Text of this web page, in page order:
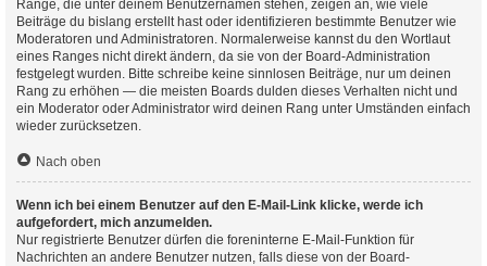
Ränge, die unter deinem Benutzernamen stehen, zeigen an, wie viele
Beiträge du bislang erstellt hast oder identifizieren bestimmte Benutzer wie
Moderatoren und Administratoren. Normalerweise kannst du den Wortlaut
eines Ranges nicht direkt ändern, da sie von der Board-Administration
festgelegt wurden. Bitte schreibe keine sinnlosen Beiträge, nur um deinen
Rang zu erhöhen — die meisten Boards dulden dieses Verhalten nicht und
ein Moderator oder Administrator wird deinen Rang unter Umständen einfach
wieder zurücksetzen.
Nach oben
Wenn ich bei einem Benutzer auf den E-Mail-Link klicke, werde ich
aufgefordert, mich anzumelden.
Nur registrierte Benutzer dürfen die foreninterne E-Mail-Funktion für
Nachrichten an andere Benutzer nutzen, falls diese von der Board-